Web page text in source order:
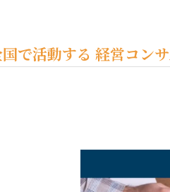
で活動する 経営コン